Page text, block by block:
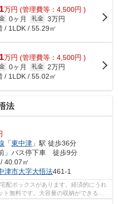
万円 (管理費等：4,500円 )
0ヶ月 礼金 3万円
/ 1LDK / 55.29㎡
万円 (管理費等：4,500円 )
0ヶ月 礼金
2万円
/ 1LDK / 55.02㎡
法
「東中津 」駅 徒歩36分
前」バス停下車 徒歩9分
40.07㎡
津市大字大悟法461-1
配ボックスがあります。経済的にうれ
ト無料です。大容量の収納ができるウ
し...